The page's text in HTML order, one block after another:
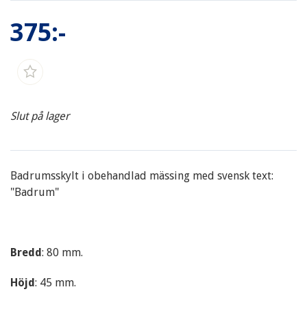
375:-
Slut på lager
Badrumsskylt i obehandlad mässing med svensk text:
"Badrum"
Bredd: 80 mm.
Höjd: 45 mm.